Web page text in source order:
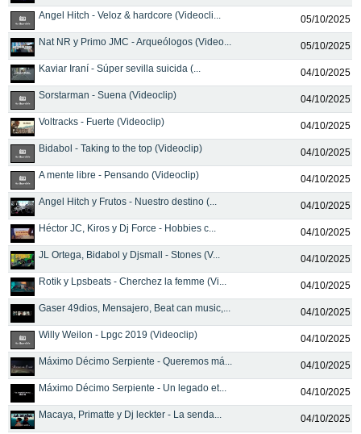
Angel Hitch - Veloz & hardcore (Videocli...
05/10/2025
Nat NR y Primo JMC - Arqueólogos (Video...
05/10/2025
Kaviar Iraní - Súper sevilla suicida (...
04/10/2025
Sorstarman - Suena (Videoclip)
04/10/2025
Voltracks - Fuerte (Videoclip)
04/10/2025
Bidabol - Taking to the top (Videoclip)
04/10/2025
A mente libre - Pensando (Videoclip)
04/10/2025
Angel Hitch y Frutos - Nuestro destino (...
04/10/2025
Héctor JC, Kiros y Dj Force - Hobbies c...
04/10/2025
JL Ortega, Bidabol y Djsmall - Stones (V...
04/10/2025
Rotik y Lpsbeats - Cherchez la femme (Vi...
04/10/2025
Gaser 49dios, Mensajero, Beat can music,...
04/10/2025
Willy Weilon - Lpgc 2019 (Videoclip)
04/10/2025
Máximo Décimo Serpiente - Queremos má...
04/10/2025
Máximo Décimo Serpiente - Un legado et...
04/10/2025
Macaya, Primatte y Dj leckter - La senda...
04/10/2025